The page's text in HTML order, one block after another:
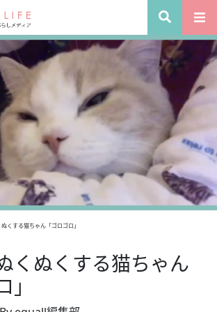
くする猫ちゃん「ゴロゴロ」
くぬくする猫ちゃん
」